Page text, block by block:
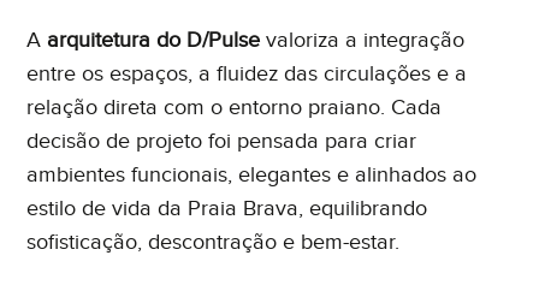
A arquitetura do D/Pulse valoriza a integração
entre os espaços, a fluidez das circulações e a
relação direta com o entorno praiano. Cada
decisão de projeto foi pensada para criar
ambientes funcionais, elegantes e alinhados ao
estilo de vida da Praia Brava, equilibrando
sofisticação, descontração e bem-estar.